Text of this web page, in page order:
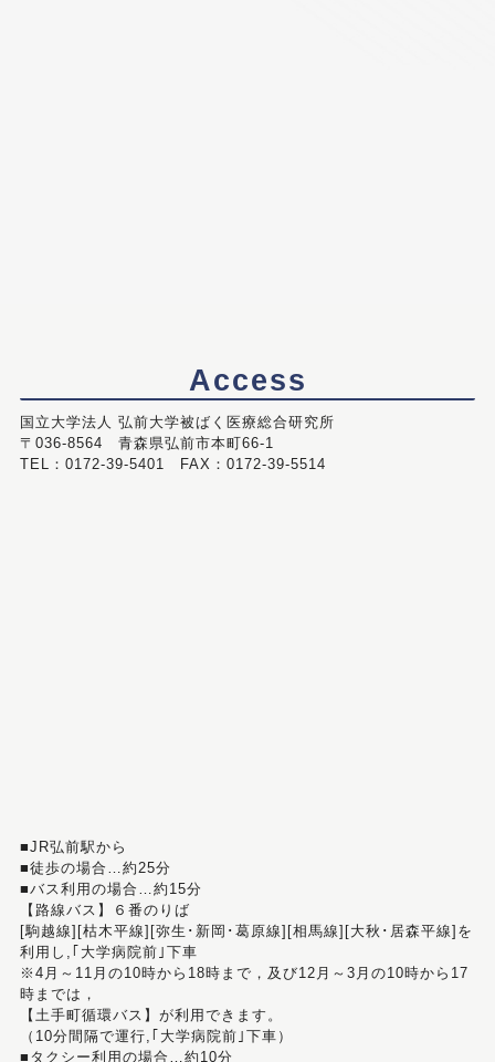
Access
国立大学法人 弘前大学被ばく医療総合研究所
〒036-8564 青森県弘前市本町66-1
TEL：0172-39-5401 FAX：0172-39-5514
■JR弘前駅から
■徒歩の場合…約25分
■バス利用の場合…約15分
【路線バス】６番のりば
[駒越線][枯木平線][弥生･新岡･葛原線][相馬線][大秋･居森平線]を
利用し,｢大学病院前｣下車
※4月～11月の10時から18時まで，及び12月～3月の10時から17
時までは，
【土手町循環バス】が利用できます。
（10分間隔で運行,｢大学病院前｣下車）
■タクシー利用の場合…約10分